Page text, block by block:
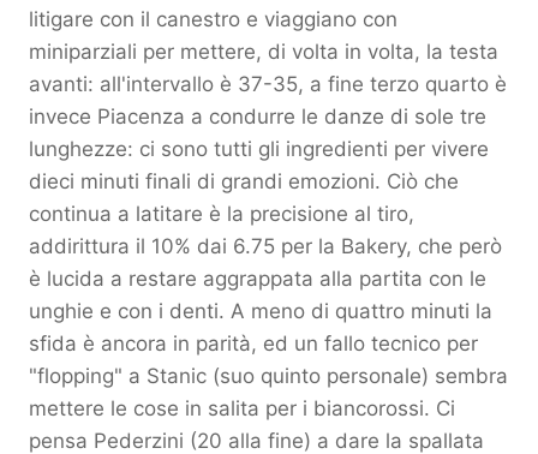
litigare con il canestro e viaggiano con
miniparziali per mettere, di volta in volta, la testa
avanti: all'intervallo è 37-35, a fine terzo quarto è
invece Piacenza a condurre le danze di sole tre
lunghezze: ci sono tutti gli ingredienti per vivere
dieci minuti finali di grandi emozioni. Ciò che
continua a latitare è la precisione al tiro,
addirittura il 10% dai 6.75 per la Bakery, che però
è lucida a restare aggrappata alla partita con le
unghie e con i denti. A meno di quattro minuti la
sfida è ancora in parità, ed un fallo tecnico per
"flopping" a Stanic (suo quinto personale) sembra
mettere le cose in salita per i biancorossi. Ci
pensa Pederzini (20 alla fine) a dare la spallata